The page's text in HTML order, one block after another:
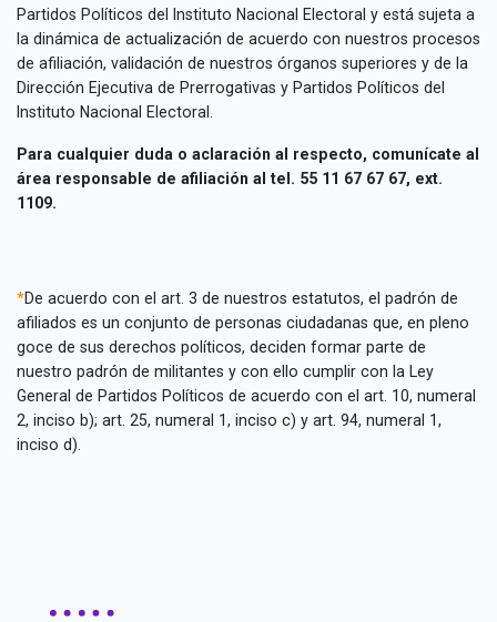
Partidos Políticos del Instituto Nacional Electoral y está sujeta a
la dinámica de actualización de acuerdo con nuestros procesos
de afiliación, validación de nuestros órganos superiores y de la
Dirección Ejecutiva de Prerrogativas y Partidos Políticos del
Instituto Nacional Electoral.
Para cualquier duda o aclaración al respecto, comunícate al
área responsable de afiliación al tel. 55 11 67 67 67, ext.
1109.
*De acuerdo con el art. 3 de nuestros estatutos, el padrón de
afiliados es un conjunto de personas ciudadanas que, en pleno
goce de sus derechos políticos, deciden formar parte de
nuestro padrón de militantes y con ello cumplir con la Ley
General de Partidos Políticos de acuerdo con el art. 10, numeral
2, inciso b); art. 25, numeral 1, inciso c) y art. 94, numeral 1,
inciso d).